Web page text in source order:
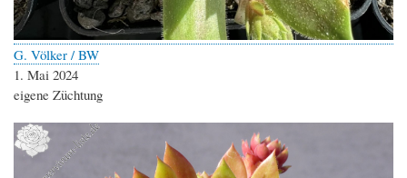
G. Völker / BW
1. Mai 2024
eigene Züchtung